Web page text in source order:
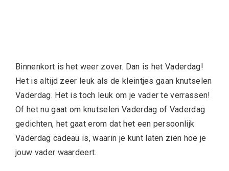
Binnenkort is het weer zover. Dan is het Vaderdag!
Het is altijd zeer leuk als de kleintjes gaan knutselen
Vaderdag. Het is toch leuk om je vader te verrassen!
Of het nu gaat om knutselen Vaderdag of Vaderdag
gedichten, het gaat erom dat het een persoonlijk
Vaderdag cadeau is, waarin je kunt laten zien hoe je
jouw vader waardeert.